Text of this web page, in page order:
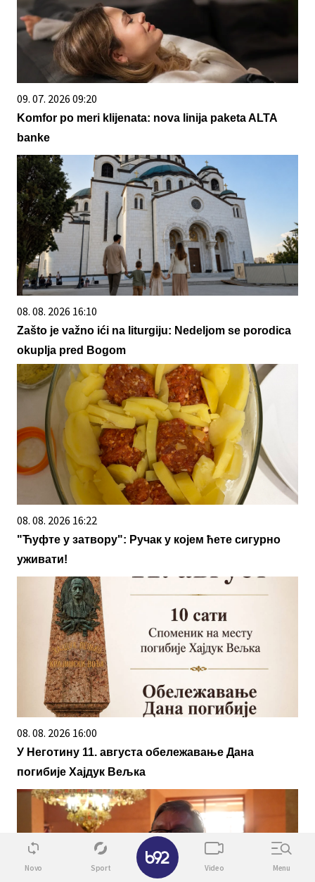
09. 07. 2026 09:20
Komfor po meri klijenata: nova linija paketa ALTA
banke
08. 08. 2026 16:10
Zašto je važno ići na liturgiju: Nedeljom se porodica
okuplja pred Bogom
08. 08. 2026 16:22
"Ћуфте у затвору": Ручак у којем ћете сигурно
уживати!
08. 08. 2026 16:00
У Неготину 11. августа обележавање Дана
погибије Хајдук Вељка
Novo Sport Video Menu
✕